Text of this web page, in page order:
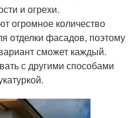
и огрехи.
огромное количество
отделки фасадов, поэтому
сможет каждый.
с другими способами